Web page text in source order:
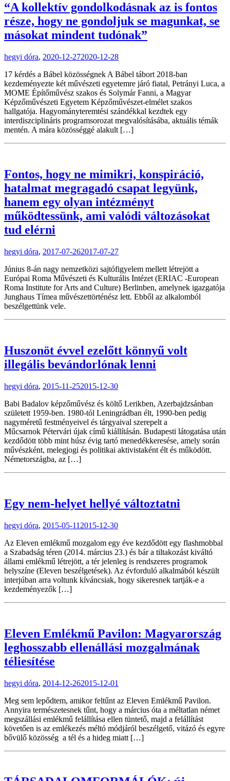
“A kollektív gondolkodásnak az is fontos
része, hogy ne gondoljuk se magunkat, se
másokat mindent tudónak”
hegyi dóra, 2020-12-272020-12-28
17 kérdés a Bábel közösségnek A Bábel tábort 2018-ban
kezdeményezte két művészeti egyetemre járó fiatal, Petrányi Luca, a
MOME Építőművész szakos és Solymár Fanni, a Magyar
Képzőművészeti Egyetem Képzőművészet-elmélet szakos
hallgatója. Hagyományteremtési szándékkal kezdtek egy
interdiszciplináris programsorozat megvalósításába, aktuális témák
mentén. A mára közösséggé alakult […]
Fontos, hogy ne mimikri, konspiráció,
hatalmat megragadó csapat legyünk,
hanem egy olyan intézményt
működtessünk, ami valódi változásokat
tud elérni
hegyi dóra, 2017-07-262017-07-27
Június 8-án nagy nemzetközi sajtófigyelem mellett létrejött a
Európai Roma Művészeti és Kulturális Intézet (ERIAC -European
Roma Institute for Arts and Culture) Berlinben, amelynek igazgatója
Junghaus Tímea művészettörténész lett. Ebből az alkalomból
beszélgettünk vele.
Huszonöt évvel ezelőtt könnyű volt
illegális bevándorlónak lenni
hegyi dóra, 2015-11-252015-12-30
Babi Badalov képzőművész és költő Lerikben, Azerbajdzsánban
született 1959-ben. 1980-tól Leningrádban élt, 1990-ben pedig
nagyméretű festményeivel és tárgyaival szerepelt a
Műcsarnok Pétervári újak című kiállításán. Budapesti látogatása után
kezdődött több mint húsz évig tartó menedékkeresése, amely során
művészként, melegjogi és politikai aktivistaként élt és működött.
Németországba, az […]
Egy nem-helyet hellyé változtatni
hegyi dóra, 2015-05-11 2015-12-30
Az Eleven emlékmű mozgalom egy éve kezdődött egy flashmobbal
a Szabadság téren (2014. március 23.) és bár a tiltakozást kiváltó
állami emlékmű létrejött, a tér jelenleg is rendszeres programok
helyszíne (Eleven beszélgetések). Az évforduló alkalmából készült
interjúban arra voltunk kíváncsiak, hogy sikeresnek tartják-e a
kezdeményezők […]
Eleven Emlékmű Pavilon: Magyarország
leghosszabb ellenállási mozgalmának
téliesítése
hegyi dóra, 2014-12-262015-12-01
Meg sem lepődtem, amikor feltűnt az Eleven Emlékmű Pavilon.
Annyira természetesnek tűnt, hogy a március óta a méltatlan német
megszállási emlékmű felállítása ellen tüntető, majd a felállítást
követően is az emlékezés méltó módjáról beszélgető, vitázó és egyre
bővülő közösség a tél és a hideg miatt […]